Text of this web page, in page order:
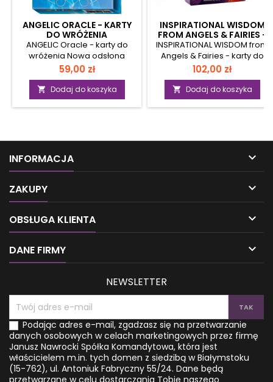
ANGELIC ORACLE - KARTY
DO WRÓŻENIA
ANGELIC Oracle - karty do
wróżenia Nowa odsłona
klasyka z serii Oracles. Autor:
Rossano Stefanin Parametry:
wymiary karty: 8,8 x 12,5 cm
wymiary opakowania: 10 x 13,6
x 3 cm ilość kart: 32 zestaw:
hiszpańskim, francuskim -
całość zafoliowana w
grubym pudełku Wydawca:
Cena
59,00 zł
 Dodaj do koszyka
INSPIRATIONAL WISDOM
FROM ANGELS & FAIRIES -
KARTY DO WRÓŻENIA
INSPIRATIONAL WISDOM from
Angels & Fairies - karty do
wróżenia - oryginalna wersja
angielskaChcesz na nowo
odkryć pasję i radość życia?
Świetna wiadomość: aby w
tym pomóc, przedstawione w
uzdrawiającej energii i
marzycielskiej grafice z
afirmacjami. Ilustrowana
broszura dostarcza
temat przywracania...
Cena
102,00 zł
 Dodaj do koszyka
INFORMACJA 
ZAKUPY 
OBSŁUGA KLIENTA 
DANE FIRMY 
NEWSLETTER
Podając adres e-mail, zgadzasz się na przetwarzanie
danych osobowych w celach marketingowych przez firmę
Janusz Nawrocki Spółka Komandytowa, która jest
właścicielem m.in. tych domen z siedzibą w Białymstoku
(15-762), ul. Antoniuk Fabryczny 55/24. Dane będą
przetwarzane w celu dostarczania Tobie naszego